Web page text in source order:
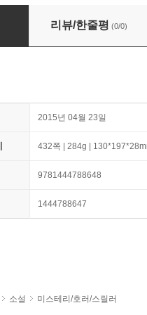
리뷰/한줄평 (0/0)
2015년 04월 23일
432쪽 | 284g |
9781444788648
1444788647
소설 미스테리/호러/스릴러